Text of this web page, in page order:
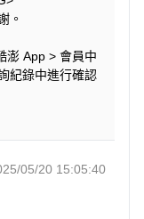
。
澎 App > 會員中
紀錄中進行確認
05/20 15:05:40